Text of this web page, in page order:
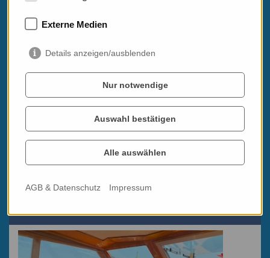
Kategorien:
Alle
Kochbuch, Literatur & Reiselektüre
Italovieles
Musik, Theater, Film & Kunst
mipiace.at - KFZ & Lifestyle
Post aus Italien
Externe Medien
Details anzeigen/ausblenden
Nur notwendige
Auswahl bestätigen
Alle auswählen
AGB & Datenschutz Impressum